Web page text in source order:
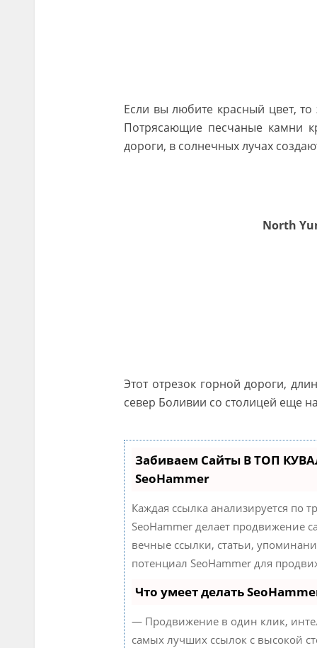
Если вы любите красный цвет,
Потрясающие песчаные камни
дороги, в солнечных лучах
North
Этот отрезок горной дороги,
север Боливии со столицей еще
Забиваем Сайты В ТОП
SeoHammer
Каждая ссылка анализируется по
SeoHammer делает продвижение
вечные ссылки, статьи,
потенциал SeoHammer для
Что умеет делать
— Продвижение в один клик,
самых лучших ссылок с высокой